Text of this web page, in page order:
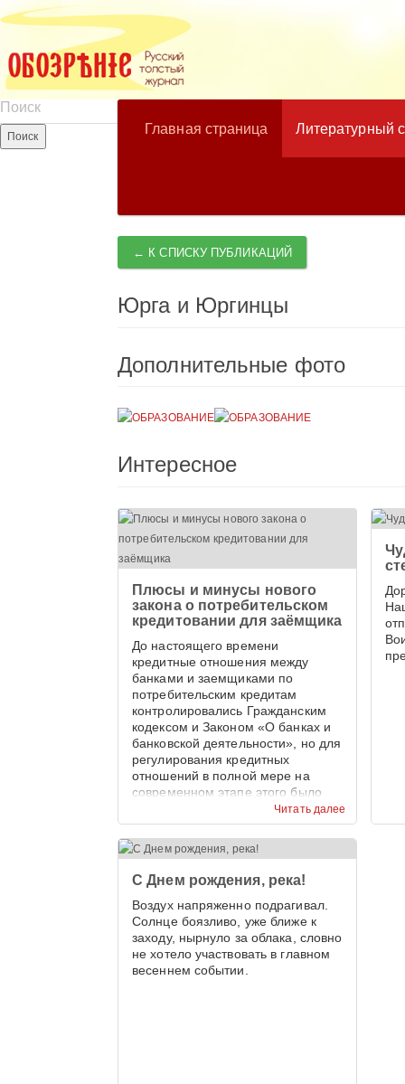
Главная страница Литературный
← К СПИСКУ ПУБЛИКАЦИЙ
Юрга и Юргинцы
Дополнительные фото
Интересное
Читать далее
Плюсы и минусы нового
закона о потребительском
кредитовании для заёмщика
До настоящего времени
кредитные отношения между
банками и заемщиками по
потребительским кредитам
контролировались Гражданским
кодексом и Законом «О банках и
банковской деятельности», но для
регулирования кредитных
отношений в полной мере на
современном этапе этого было
С Днем рождения, река!
Воздух напряженно подрагивал.
Солнце боязливо, уже ближе к
заходу, нырнуло за облака, словно
не хотело участвовать в главном
весеннем событии.